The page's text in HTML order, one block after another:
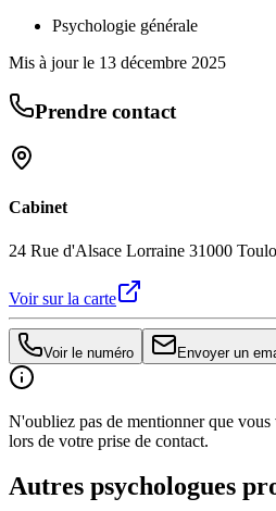
Psychologie générale
Mis à jour le 13 décembre 2025
Prendre contact
Cabinet
24 Rue d'Alsace Lorraine 31000
Voir sur la carte
Voir le numéro Envoyer un
N'oubliez pas de mentionner que
lors de votre prise de contact.
Autres psychologues